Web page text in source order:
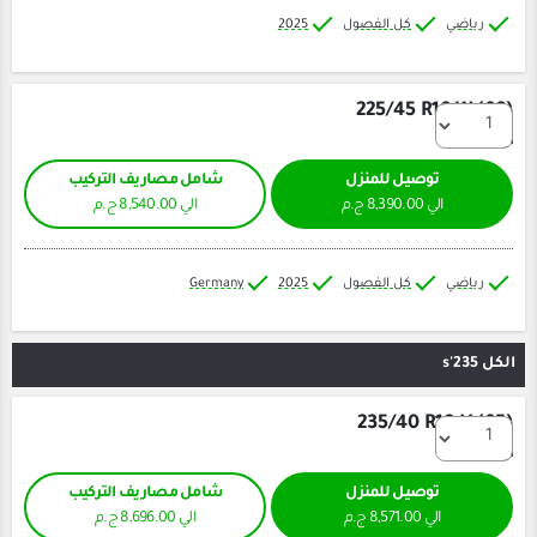
كل الفصول 2025
225/
للمنزل
شامل مصاريف التركيب
كل الفصول 2025
Germany
235/
للمنزل
شامل مصاريف التركيب